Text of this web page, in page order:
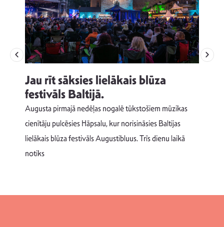
Jau rīt sāksies lielākais blūza
festivāls Baltijā.
Augusta pirmajā nedēļas nogalē tūkstošiem mūzikas
cienītāju pulcēsies Hāpsalu, kur norisināsies Baltijas
lielākais blūza festivāls Augustibluus. Trīs dienu laikā
notiks